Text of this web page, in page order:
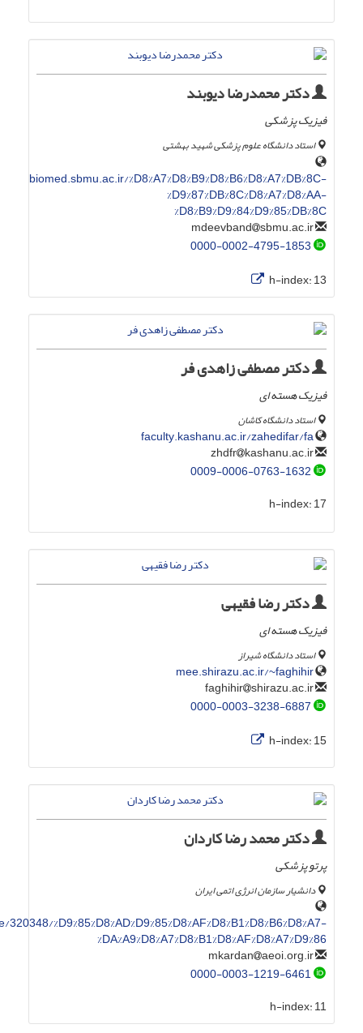
دکتر محمدرضا دیوبند
فیزیک پزشکی
استاد دانشگاه علوم پزشکی شهید بهشتی
biomed.sbmu.ac.ir/%D8%A7%D8%B9%D8%B6%D8%A7%DB%8C-
%D9%87%DB%8C%D8%A7%D8%AA-
%D8%B9%D9%84%D9%85%DB%8C
sbmu.ac.ir
0000-0002-4795-1853
h-index:13
دکتر مصطفی زاهدی فر
فیزیک هسته ای
استاد دانشگاه کاشان
faculty.kashanu.ac.ir/zahedifar/fa
kashanu.ac.ir
0009-0006-0763-1632
h-index:17
دکتر رضا فقیهی
فیزیک هسته ای
استاد دانشگاه شیراز
mee.shirazu.ac.ir/~faghihir
shirazu.ac.ir
0000-0003-3238-6887
h-index:15
دکتر محمد رضا کاردان
پرتو پزشکی
دانشیار سازمان انرژی اتمی ایران
%D9%85%D8%AD%D9%85%D8%AF%D8%B1%D8%B6%D8%A7-
%DA%A9%D8%A7%D8%B1%D8%AF%D8%A7%D9%86
aeoi.org.ir
0000-0003-1219-6461
h-index:11